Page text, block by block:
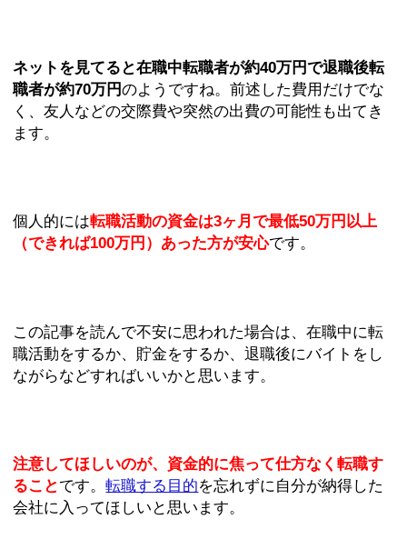
ネットを見てると在職中転職者が約40万円で退職後転
職者が約70万円のようですね。前述した費用だけでな
く、友人などの交際費や突然の出費の可能性も出てき
ます。
個人的には転職活動の資金は3ヶ月で最低50万円以上
（できれば100万円）あった方が安心です。
この記事を読んで不安に思われた場合は、在職中に転
職活動をするか、貯金をするか、退職後にバイトをし
ながらなどすればいいかと思います。
注意してほしいのが、資金的に焦って仕方なく転職す
ることです。転職する目的を忘れずに自分が納得した
会社に入ってほしいと思います。